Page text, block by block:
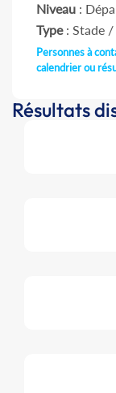
Niveau :
Type: Stade /
Personnes à
calendrier ou
Résultats